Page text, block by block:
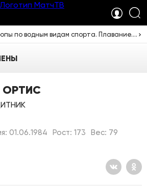
09:55 Чемпионат Европы по водным видам спорта. Плавание. Прямая трансляция из Франции
ОРТИС
01.06.1984 Рост: 173 Вес: 79